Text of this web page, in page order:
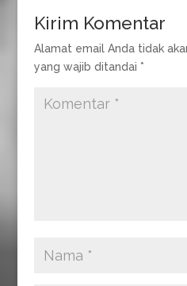
b
o
o
k
s
A
p
p
t
e
r
r
Kirim Komentar
Alamat email Anda tidak
yang wajib ditandai *